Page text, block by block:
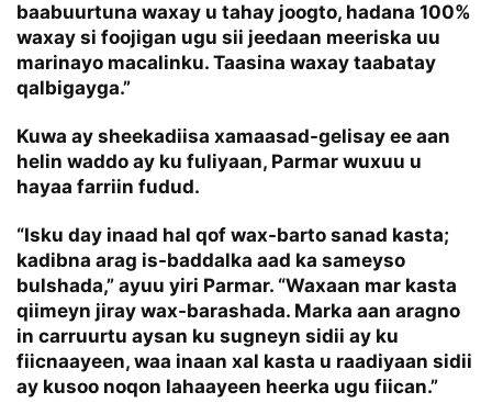
baabuurtuna waxay u tahay joogto, hadana 100%
waxay si foojigan ugu sii jeedaan meeriska uu
marinayo macalinku. Taasina waxay taabatay
qalbigayga.”
Kuwa ay sheekadiisa xamaasad-gelisay ee aan
helin waddo ay ku fuliyaan, Parmar wuxuu u
hayaa farriin fudud.
“Isku day inaad hal qof wax-barto sanad kasta;
kadibna arag is-baddalka aad ka sameyso
bulshada,” ayuu yiri Parmar. “Waxaan mar kasta
qiimeyn jiray wax-barashada. Marka aan aragno
in carruurtu aysan ku sugneyn sidii ay ku
fiicnaayeen, waa inaan xal kasta u raadiyaan sidii
ay kusoo noqon lahaayeen heerka ugu fiican.”